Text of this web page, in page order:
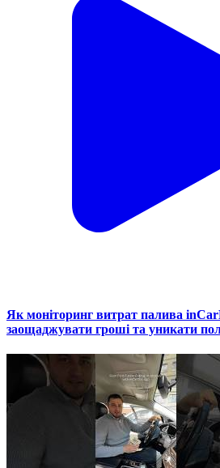
Як моніторинг витрат палива
заощаджувати гроші та уникати